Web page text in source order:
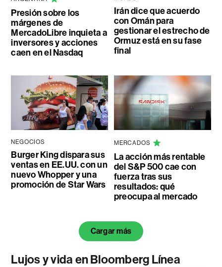
Presión sobre los
márgenes de
MercadoLibre inquieta a
inversores y acciones
caen en el Nasdaq
Irán dice que acuerdo
con Omán para
gestionar el estrecho de
Ormuz está en su fase
final
NEGOCIOS
Burger King dispara sus
ventas en EE.UU. con un
nuevo Whopper y una
promoción de Star Wars
MERCADOS
La acción más rentable
del S&P 500 cae con
fuerza tras sus
resultados: qué
preocupa al mercado
Cargar más
Lujos y vida en Bloomberg Línea